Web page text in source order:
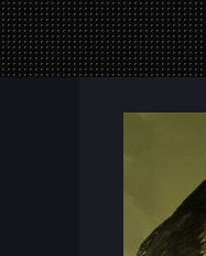
Trivia